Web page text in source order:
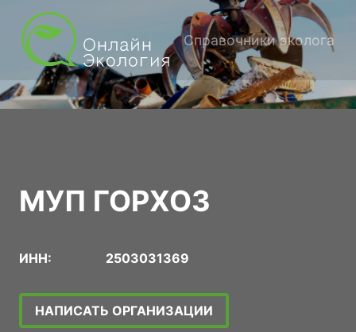
Справочники эколога
МУП ГОРХОЗ
ИНН: 2503031369
НАПИСАТЬ ОРГАНИЗАЦИИ